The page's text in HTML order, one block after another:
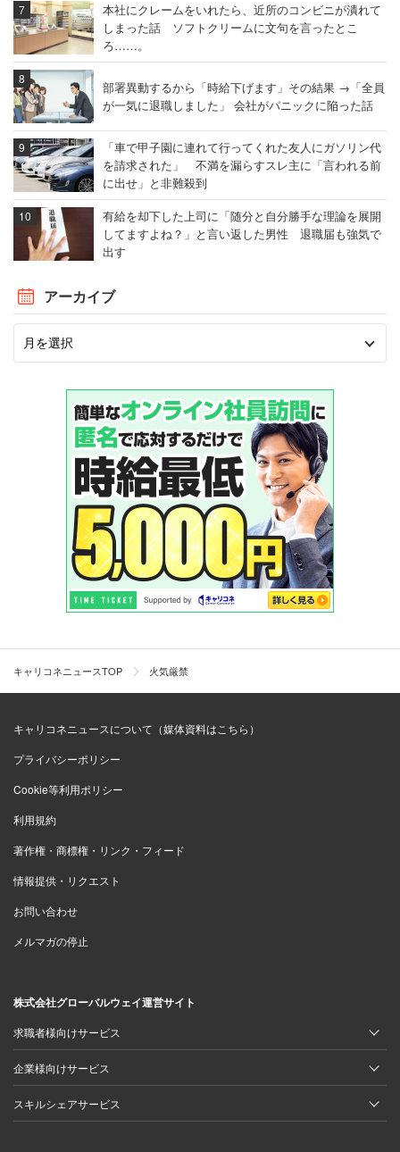
本社にクレームをいれたら、近所のコンビニが潰れて
しまった話 ソフトクリームに文句を言ったとこ
ろ……。
部署異動するから「時給下げます」その結果 →「全員
が一気に退職しました」 会社がパニックに陥った話
「車で甲子園に連れて行ってくれた友人にガソリン代
を請求された」 不満を漏らすスレ主に「言われる前
に出せ」と非難殺到
有給を却下した上司に「随分と自分勝手な理論を展開
してますよね？」と言い返した男性 退職届も強気で
出す
アーカイブ
キャリコネニュースTOP 火気厳禁
キャリコネニュースについて（媒体資料はこちら）
プライバシーポリシー
Cookie等利用ポリシー
利用規約
著作権・商標権・リンク・フィード
情報提供・リクエスト
お問い合わせ
メルマガの停止
株式会社グローバルウェイ運営サイト
求職者様向けサービス
企業様向けサービス
スキルシェアサービス